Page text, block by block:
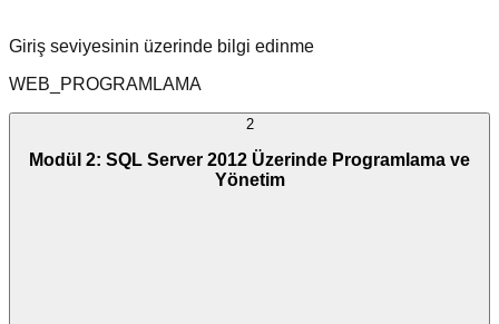
Giriş seviyesinin üzerinde bilgi edinme
WEB_PROGRAMLAMA
2
Modül 2: SQL Server 2012 Üzerinde Programlama ve
Yönetim